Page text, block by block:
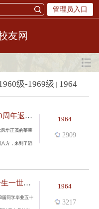
管理员入口
友网
级-1969级 1964
1964
2909
物理系1968届毕业50周年返校聚会感言诗文选
华正茂的莘莘
方，来到了滔
1964
3217
五十春秋重聚首，一生一世同学情——物理系1968届同学毕业50周年返...
届同学毕业五十